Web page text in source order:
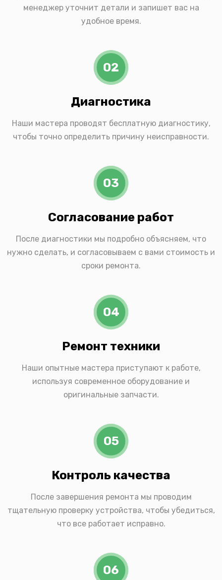
менеджер уточнит детали и запишет вас на
удобное время.
02
Диагностика
Наши мастера проводят бесплатную диагностику,
чтобы точно определить причину неисправности.
03
Согласование работ
После диагностики мы подробно объясняем, что
нужно сделать, и согласовываем с вами стоимость и
сроки ремонта.
04
Ремонт техники
Наши опытные мастера приступают к работе,
используя современное оборудование и
оригинальные запчасти.
05
Контроль качества
После завершения ремонта мы проводим
тщательную проверку устройства, чтобы убедиться,
что все работает исправно.
06